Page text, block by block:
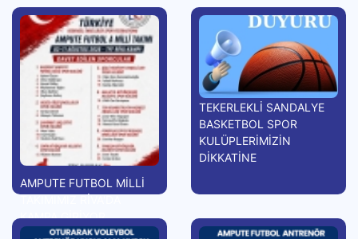
AMPUTE FUTBOL MİLLİ
KAMPA GİRİYOR
TEKERLEKLİ SANDALYE
BASKETBOL SPOR
KULÜPLERİMİZİN
DİKKATİNE